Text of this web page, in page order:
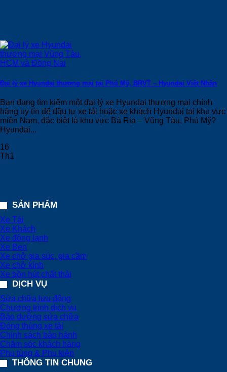
Đại lý xe Hyundai thương mại tại Phú Mỹ, BRVT – Hyundai Việt Nhân
Bạn đang tìm kiếm một đại lý xe Hyundai thương mại chính
hãng uy tín để đầu tư xe tải hoặc xe khách Hyundai tại khu vực
miền Nam, đặc biệt là khu vực Bà Rịa – Vũng Tàu, Phú Mỹ?
Hyundai...
16
Th1
SẢN PHẨM
Xe Tải
Xe Khách
Xe đông lạnh
Xe Ben
Xe chở gia súc, gia cầm
Xe chở kính
Xe bồn hút chất thải
DỊCH VỤ
Sửa chữa lưu động
Chương trình dịch vụ
Bảo dưỡng sửa chữa
Đóng thùng xe tải
Chính sách bảo hành
Chăm sóc khách hàng
Phụ tùng & Phụ kiện
THÔNG TIN CHUNG